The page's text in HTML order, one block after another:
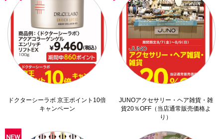
ドクターシーラボ 京王ポイント10倍
キャンペーン
JUNOアクセサリー・ヘア雑貨・雑
貨20％OFF（当店通常販売価格よ
り）